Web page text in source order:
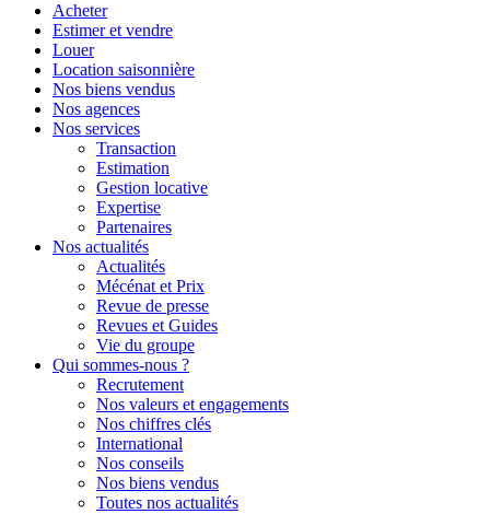
Acheter
Estimer et vendre
Louer
Location saisonnière
Nos biens vendus
Nos agences
Nos services
Transaction
Estimation
Gestion locative
Expertise
Partenaires
Nos actualités
Actualités
Mécénat et Prix
Revue de presse
Revues et Guides
Vie du groupe
Qui sommes-nous ?
Recrutement
Nos valeurs et engagements
Nos chiffres clés
International
Nos conseils
Nos biens vendus
Toutes nos actualités